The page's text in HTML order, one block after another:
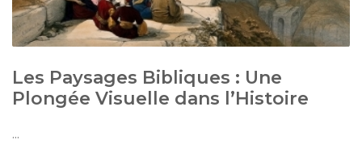
Les Paysages Bibliques : Une
Plongée Visuelle dans l’Histoire
...